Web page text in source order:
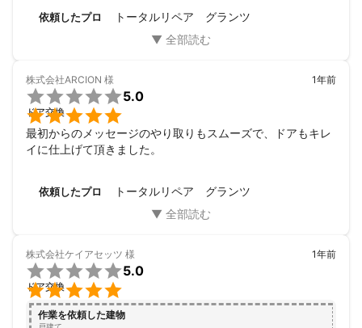
依頼したプロ トータルリペア グランツ
株式会社ARCION 様


5.0
ドア交換
1年前
最初からのメッセージのやり取りもスムーズで、ドアもキレ
イに仕上げて頂きました。
依頼したプロ トータルリペア グランツ
株式会社ケイアセッツ 様


5.0
ドア交換
1年前
作業を依頼した建物